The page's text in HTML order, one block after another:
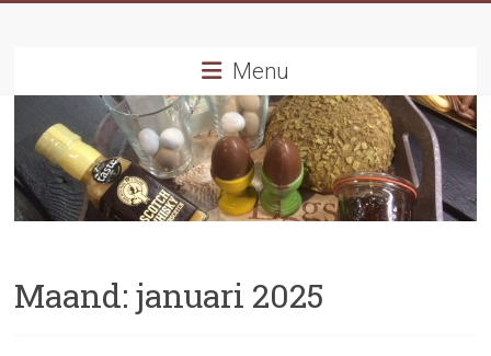
Menu
Maand:januari 2025